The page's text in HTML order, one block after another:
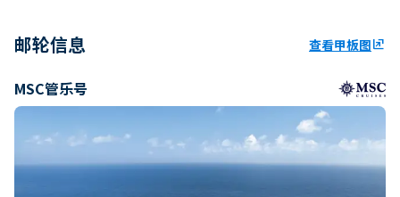
邮轮信息 查看甲板图ungroup
MSC管乐号